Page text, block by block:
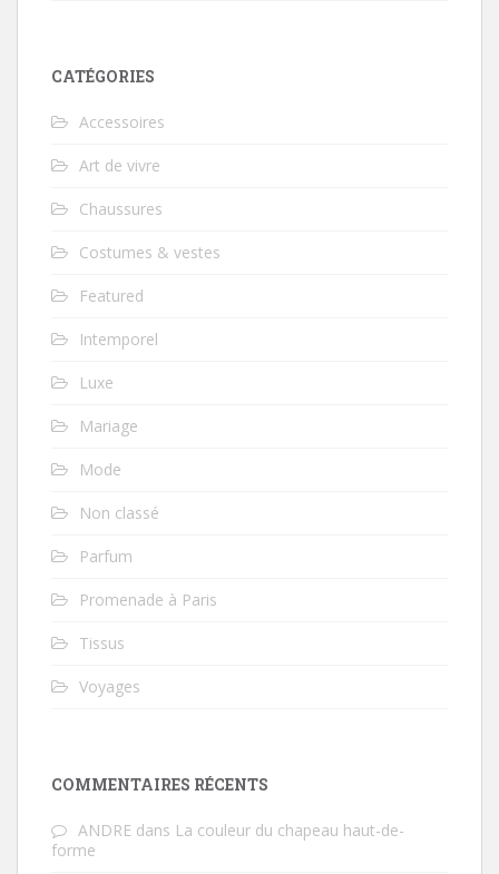
CATÉGORIES
Accessoires
Art de vivre
Chaussures
Costumes & vestes
Featured
Intemporel
Luxe
Mariage
Mode
Non classé
Parfum
Promenade à Paris
Tissus
Voyages
COMMENTAIRES RÉCENTS
ANDRE dans La couleur du chapeau haut-de-
forme